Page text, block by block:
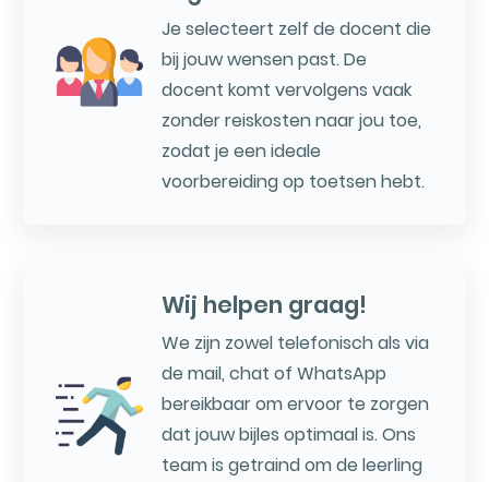
Je selecteert zelf de docent die
bij jouw wensen past. De
docent komt vervolgens vaak
zonder reiskosten naar jou toe,
zodat je een ideale
voorbereiding op toetsen hebt.
Wij helpen graag!
We zijn zowel telefonisch als via
de mail, chat of WhatsApp
bereikbaar om ervoor te zorgen
dat jouw bijles optimaal is. Ons
team is getraind om de leerling